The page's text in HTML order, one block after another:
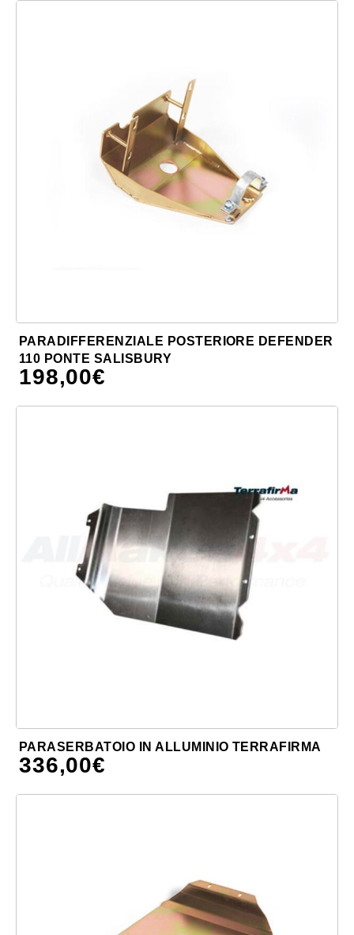
PARADIFFERENZIALE POSTERIORE DEFENDER
110 PONTE SALISBURY
198,00€
PARASERBATOIO IN ALLUMINIO TERRAFIRMA
336,00€